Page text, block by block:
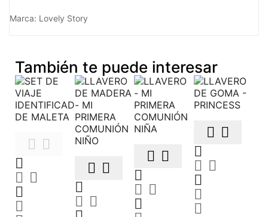
Marca: Lovely Story
También te puede interesar
 

 


 

 
 

 

 

 


